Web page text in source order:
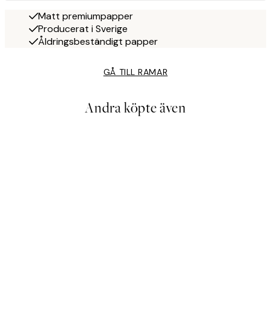
Matt premiumpapper
Producerat i Sverige
Åldringsbeständigt papper
GÅ TILL RAMAR
Andra köpte även